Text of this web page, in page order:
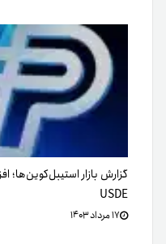
USDE
۱۷ مرداد ۱۴۰۳